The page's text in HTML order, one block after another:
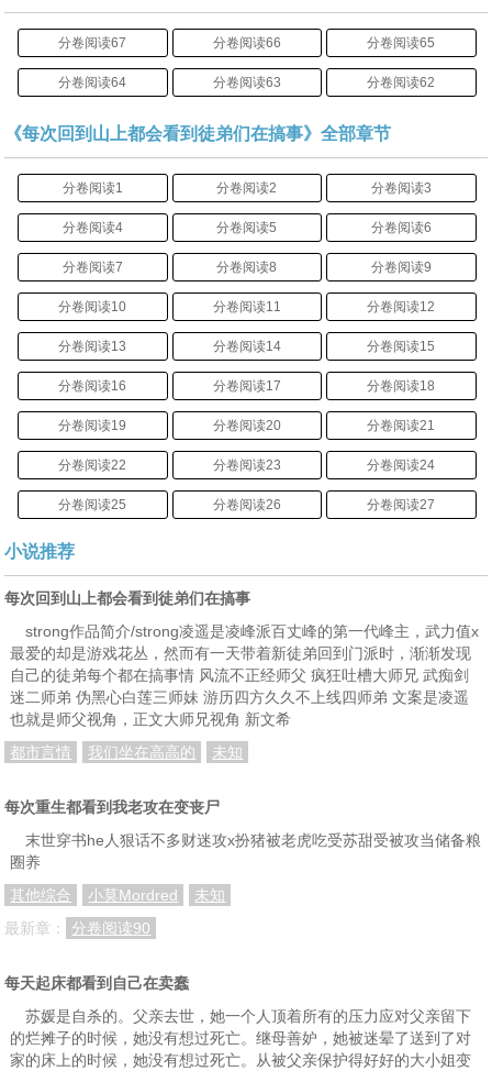
分卷阅读67 分卷阅读66 分卷阅读65
分卷阅读64 分卷阅读63 分卷阅读62
《每次回到山上都会看到徒弟们在搞事》全部章节
分卷阅读1 分卷阅读2 分卷阅读3
分卷阅读4 分卷阅读5 分卷阅读6
分卷阅读7 分卷阅读8 分卷阅读9
分卷阅读10 分卷阅读11 分卷阅读12
分卷阅读13 分卷阅读14 分卷阅读15
分卷阅读16 分卷阅读17 分卷阅读18
分卷阅读19 分卷阅读20 分卷阅读21
分卷阅读22 分卷阅读23 分卷阅读24
分卷阅读25 分卷阅读26 分卷阅读27
分卷阅读28
分卷阅读34 分卷阅读35 分卷阅读36
分卷阅读37 分卷阅读38 分卷阅读39
分卷阅读40 分卷阅读41 分卷阅读42
分卷阅读43 分卷阅读44
分卷阅读55 分卷阅读56
分卷阅读58
分卷阅读61
分卷阅读64 分卷阅读65 分卷阅读66
分卷阅读67
小说推荐
每次回到山上都会看到徒弟们在搞事
strong作品简介/strong凌遥是凌峰派百丈峰的第一代峰主，武力值x
最爱的却是游戏花丛，然而有一天带着新徒弟回到门派时，渐渐发现
自己的徒弟每个都在搞事情 风流不正经师父 疯狂吐槽大师兄 武痴剑
迷二师弟 伪黑心白莲三师妹 游历四方久久不上线四师弟 文案是凌遥
也就是师父视角，正文大师兄视角 新文希
都市言情
我们坐在高高的 未知
每次重生都看到我老攻在变丧尸
末世穿书he人狠话不多财迷攻x扮猪被老虎吃受苏甜受被攻当储备粮
圈养
其他综合
小莫Mordred
未知
最新章：
分卷阅读90
每天起床都看到自己在卖蠢
苏媛是自杀的。父亲去世，她一个人顶着所有的压力应对父亲留下
的烂摊子的时候，她没有想过死亡。继母善妒，她被迷晕了送到了对
家的床上的时候，她没有想过死亡。从被父亲保护得好好的大小姐变